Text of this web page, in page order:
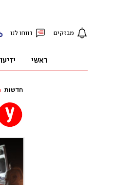
חדשות